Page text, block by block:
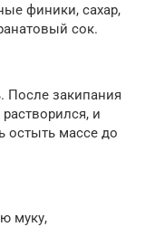
финики, сахар,
сок.
После закипания
и
остыть массе до
муку,